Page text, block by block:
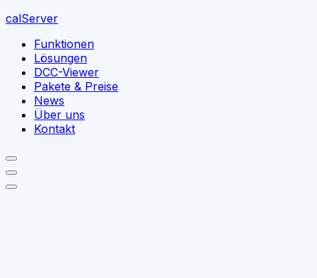
calServer
Funktionen
Lösungen
DCC-Viewer
Pakete & Preise
News
Über uns
Kontakt